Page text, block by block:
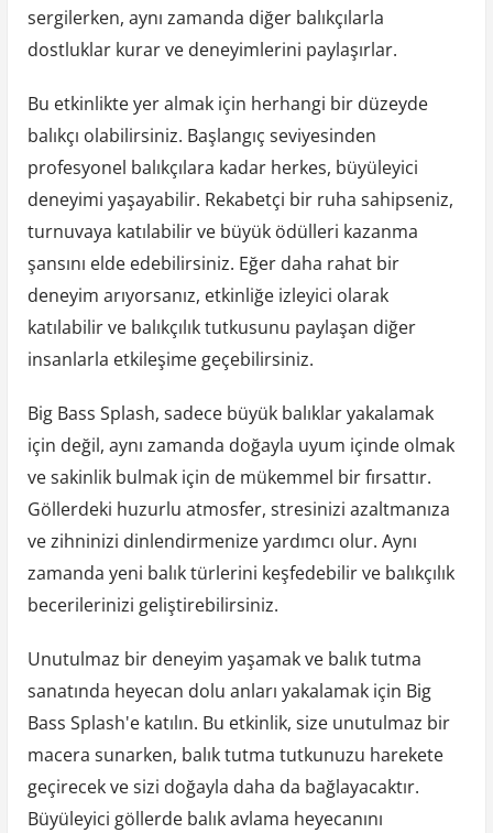
sergilerken, aynı zamanda diğer balıkçılarla
dostluklar kurar ve deneyimlerini paylaşırlar.
Bu etkinlikte yer almak için herhangi bir düzeyde
balıkçı olabilirsiniz. Başlangıç ​​seviyesinden
profesyonel balıkçılara kadar herkes, büyüleyici
deneyimi yaşayabilir. Rekabetçi bir ruha sahipseniz,
turnuvaya katılabilir ve büyük ödülleri kazanma
şansını elde edebilirsiniz. Eğer daha rahat bir
deneyim arıyorsanız, etkinliğe izleyici olarak
katılabilir ve balıkçılık tutkusunu paylaşan diğer
insanlarla etkileşime geçebilirsiniz.
Big Bass Splash, sadece büyük balıklar yakalamak
için değil, aynı zamanda doğayla uyum içinde olmak
ve sakinlik bulmak için de mükemmel bir fırsattır.
Göllerdeki huzurlu atmosfer, stresinizi azaltmanıza
ve zihninizi dinlendirmenize yardımcı olur. Aynı
zamanda yeni balık türlerini keşfedebilir ve balıkçılık
becerilerinizi geliştirebilirsiniz.
Unutulmaz bir deneyim yaşamak ve balık tutma
sanatında heyecan dolu anları yakalamak için Big
Bass Splash'e katılın. Bu etkinlik, size unutulmaz bir
macera sunarken, balık tutma tutkunuzu harekete
geçirecek ve sizi doğayla daha da bağlayacaktır.
Büyüleyici göllerde balık avlama heyecanını